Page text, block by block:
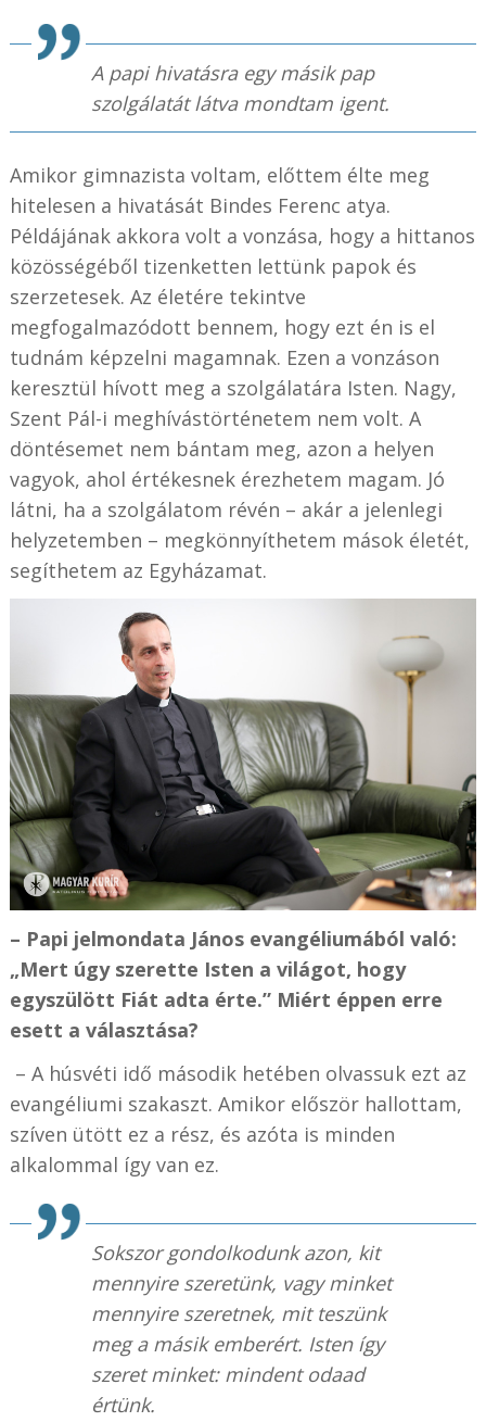
A papi hivatásra egy másik pap
szolgálatát látva mondtam igent.
Amikor gimnazista voltam, előttem élte meg
hitelesen a hivatását Bindes Ferenc atya.
Példájának akkora volt a vonzása, hogy a hittanos
közösségéből tizenketten lettünk papok és
szerzetesek. Az életére tekintve
megfogalmazódott bennem, hogy ezt én is el
tudnám képzelni magamnak. Ezen a vonzáson
keresztül hívott meg a szolgálatára Isten. Nagy,
Szent Pál-i meghívástörténetem nem volt. A
döntésemet nem bántam meg, azon a helyen
vagyok, ahol értékesnek érezhetem magam. Jó
látni, ha a szolgálatom révén – akár a jelenlegi
helyzetemben – megkönnyíthetem mások életét,
segíthetem az Egyházamat.
– Papi jelmondata János evangéliumából való:
„Mert úgy szerette Isten a világot, hogy
egyszülött Fiát adta érte.” Miért éppen erre
esett a választása?
– A húsvéti idő második hetében olvassuk ezt az
evangéliumi szakaszt. Amikor először hallottam,
szíven ütött ez a rész, és azóta is minden
alkalommal így van ez.
Sokszor gondolkodunk azon, kit
mennyire szeretünk, vagy minket
mennyire szeretnek, mit teszünk
meg a másik emberért. Isten így
szeret minket: mindent odaad
értünk.